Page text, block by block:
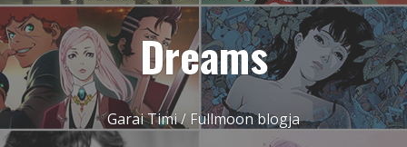
Dreams
Garai Timi / Fullmoon blogja